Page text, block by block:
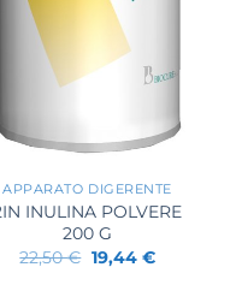
APPARATO DIGERENTE
INULINA POLVERE
200 G
22,50€ Il
prezzo
19,44 €Il